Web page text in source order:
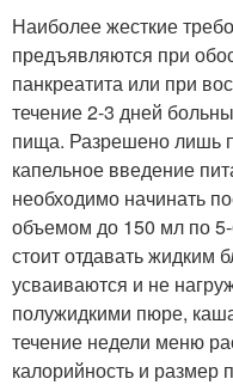
Наиболее жесткие
предъявляются при
панкреатита или при
течение 2-3 дней
пища. Разрешено лишь
капельное введение
необходимо начинать
объемом до 150 мл по
стоит отдавать жидким
усваиваются и не
полужидкими пюре,
течение недели меню
калорийность и размер